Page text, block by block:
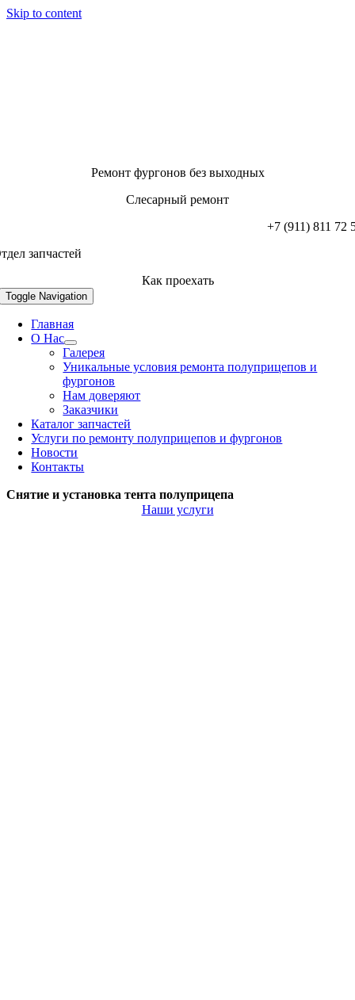
Skip to content
Ремонт фургонов без выходных
Слесарный ремонт
+7 (911) 811 72
запчастей
Как проехать
Toggle Navigation
Главная
О Нас
Галерея
Уникальные условия ремонта полуприцепов и
фургонов
Нам доверяют
Заказчики
Каталог запчастей
Услуги по ремонту полуприцепов и фургонов
Новости
Контакты
Снятие и установка тента полуприцепа
Наши услуги